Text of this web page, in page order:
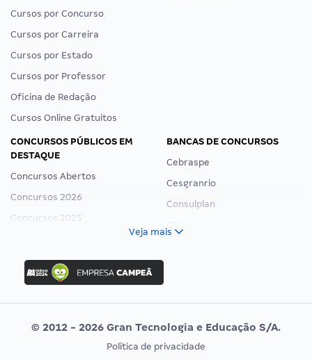
Cursos por Concurso
Cursos por Carreira
Cursos por Estado
Cursos por Professor
Oficina de Redação
Cursos Online Gratuitos
CONCURSOS PÚBLICOS EM
DESTAQUE
Concursos Abertos
Concursos 2026
Concursos 2025
Concurso Ibama
Concurso MPU
Editais publicados
BANCAS DE CONCURSOS
Cebraspe
Cesgranrio
Consulplan
Vunesp
CONCURSOS POR PROFISSÃO
EXAME DE ORDEM
Veja mais
© 2012 - 2026 Gran Tecnologia e Educação S/A.
Política de privacidade